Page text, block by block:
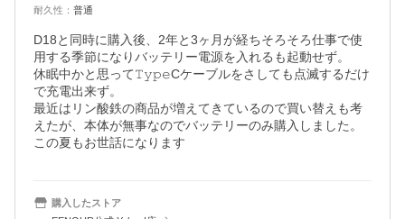
耐久性 ： 普通
D18と同時に購入後、2年と3ヶ月が経ちそろそろ仕事で使
用する季節になりバッテリー電源を入れるも起動せず。
休眠中かと思って𝚃𝚢𝚙𝚎Cケーブルをさしても点滅するだけ
で充電出来ず。
最近はリン酸鉄の商品が増えてきているので買い替えも考
えたが、本体が無事なのでバッテリーのみ購入しました。
購入したストア